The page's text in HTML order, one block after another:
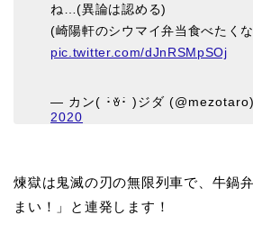
ね…(異論は認める)
(崎陽軒のシウマイ弁当食べたく
pic.twitter.com/dJnRSMpSOj
— カン( ･̀ꈊ･́ )ジダ
2020
煉獄は鬼滅の刃の無限列車で、牛鍋
まい！」と連発します！